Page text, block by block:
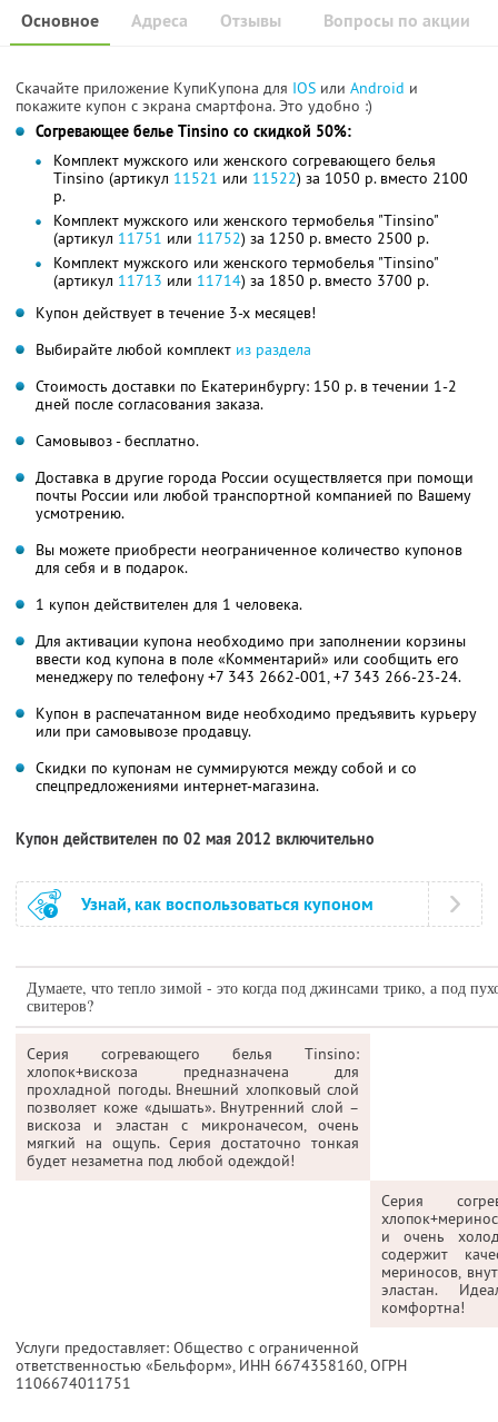
Основное Отзывы Вопросы по акции
Адреса
Скачайте приложение КупиКупона для IOS или Android и
покажите купон с экрана смартфона. Это удобно :)
Согревающее белье Tinsino cо скидкой 50%:
Комплект мужского или женского согревающего белья
Tinsino (артикул 11521 или 11522) за 1050 р. вместо 2100
р.
Комплект мужского или женского термобелья "Tinsino"
(артикул 11751 или 11752) за 1250 р. вместо 2500 р.
Комплект мужского или женского термобелья "Tinsino"
(артикул 11713 или 11714) за 1850 р. вместо 3700 р.
Купон действует в течение 3-х месяцев!
Выбирайте любой комплект из раздела
Стоимость доставки по Екатеринбургу: 150 р. в течении 1-2
дней после согласования заказа.
Самовывоз - бесплатно.
Доставка в другие города России осуществляется при помощи
почты России или любой транспортной компанией по Вашему
усмотрению.
Вы можете приобрести неограниченное количество купонов
для себя и в подарок.
1 купон действителен для 1 человека.
Для активации купона необходимо при заполнении корзины
ввести код купона в поле «Комментарий» или сообщить его
менеджеру по телефону+7 343 2662-001, +7 343 266-23-24.
Купон в распечатанном виде необходимо предъявить курьеру
или при самовывозе продавцу.
Скидки по купонам не суммируются между собой и со
спецпредложениями интернет-магазина.
Купон действителен по 02 мая 2012 включительно
Узнай, как воспользоваться купоном
Думаете, что тепло зимой - это когда под джинсами трико, а под
свитеров?
Серия согревающего белья Tinsino:
хлопок+вискоза предназначена для
прохладной погоды. Внешний хлопковый слой
позволяет коже «дышать». Внутренний слой –
вискоза и эластан с микроначесом, очень
мягкий на ощупь. Серия достаточно тонкая
будет незаметна под любой одеждой!
Серия
и очень
содержит
мериносов,
эластан.
комфортна!
Услуги предоставляет: Общество с ограниченной
ответственностью «Бельформ», ИНН 6674358160, ОГРН
1106674011751